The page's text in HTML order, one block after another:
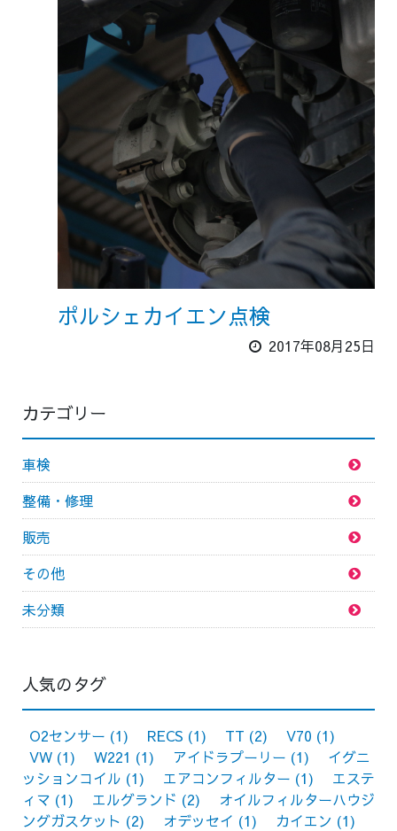
ポルシェカイエン点検
2017年08月25日
カテゴリー
車検
整備・修理
販売
その他
未分類
人気のタグ
O2センサー (1) RECS (1) TT (2) V70 (1)
VW (1) W221 (1) アイドラプーリー (1)
イグニ
ッションコイル (1) エアコンフィルター (1)
エステ
ィマ (1) エルグランド (2)
オイルフィルターハウジ
ングガスケット (2) オデッセイ (1) カイエン (1)